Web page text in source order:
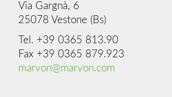
Via Gargnà, 6
25078 Vestone (Bs)
Tel. +39 0365 813.90
Fax +39 0365 879.923
marvon@marvon.com